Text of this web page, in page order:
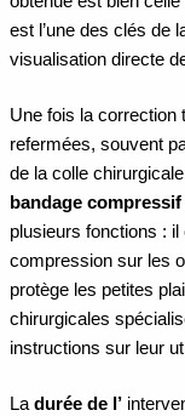
est l’une des clés de
visualisation directe
Une fois la correction
refermées, souvent
de la colle
bandage
plusieurs fonctions :
compression sur les
protège les petites
chirurgicales
instructions sur leur
La durée de l’